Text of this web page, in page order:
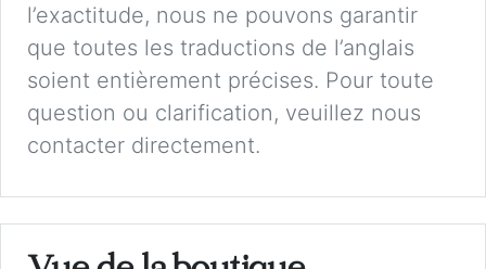
l’exactitude, nous ne pouvons garantir
que toutes les traductions de l’anglais
soient entièrement précises. Pour toute
question ou clarification, veuillez nous
contacter directement.